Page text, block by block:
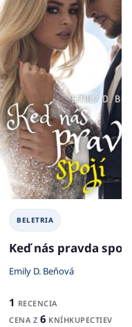
BELETRIA
Keď nás pravda spojí
Emily D. Beňová
1 RECENCIA
CENA Z 6 KNÍHKUPECTIEV